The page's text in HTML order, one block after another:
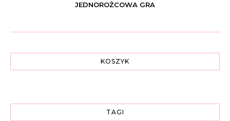
JEDNOROŻCOWA GRA
KOSZYK
TAGI